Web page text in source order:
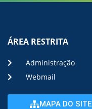
ÁREA RESTRITA
Administração
Webmail
MAPA DO SITE